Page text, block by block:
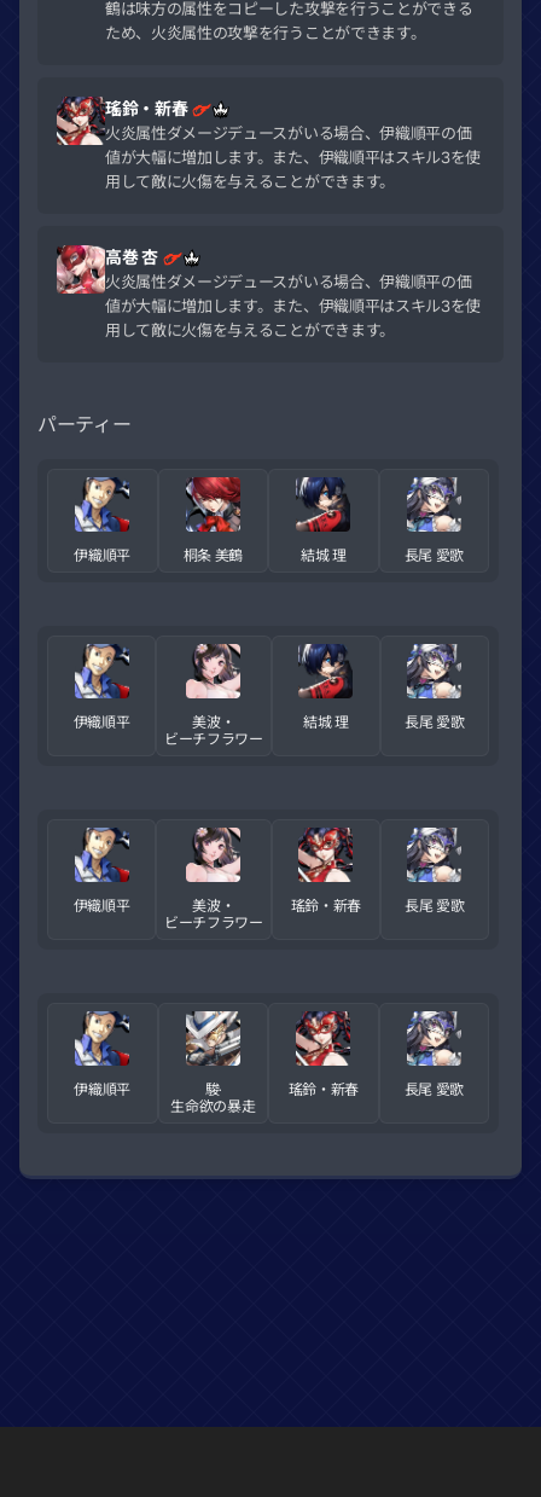
鶴は味方の属性をコピーした攻撃を行うことができる
ため、火炎属性の攻撃を行うことができます。
瑤鈴・新春
火炎属性ダメージデュースがいる場合、伊織順平の価
値が大幅に増加します。また、伊織順平はスキル3を使
用して敵に火傷を与えることができます。
高巻 杏
火炎属性ダメージデュースがいる場合、伊織順平の価
値が大幅に増加します。また、伊織順平はスキル3を使
用して敵に火傷を与えることができます。
パーティー
伊織順平 桐条 美鶴 結城 理 長尾 愛歌
伊織順平
美波・
ビーチフラワー
結城 理 長尾 愛歌
伊織順平
美波・
ビーチフラワー
瑤鈴・新春 長尾 愛歌
伊織順平
駿·
生命欲の暴走
瑤鈴・新春 長尾 愛歌